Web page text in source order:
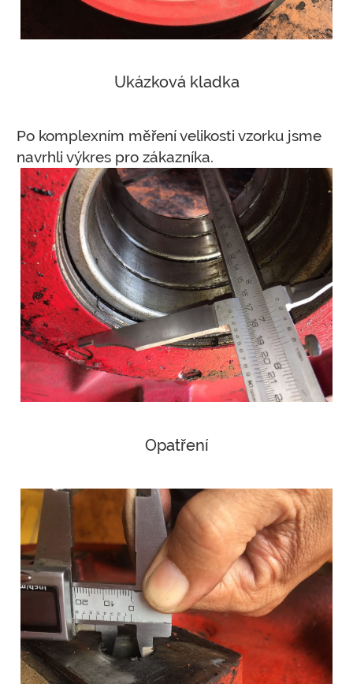
Ukázková kladka
Po komplexním měření velikosti vzorku jsme
navrhli výkres pro zákazníka.
Opatření